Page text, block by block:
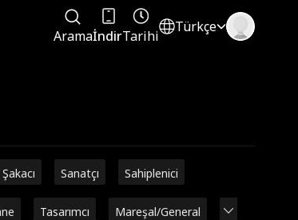
AramaİndirTarihi
Türkçe
Şakacı Sanatçı Sahiplenici
Tasarımcı Mareşal/General